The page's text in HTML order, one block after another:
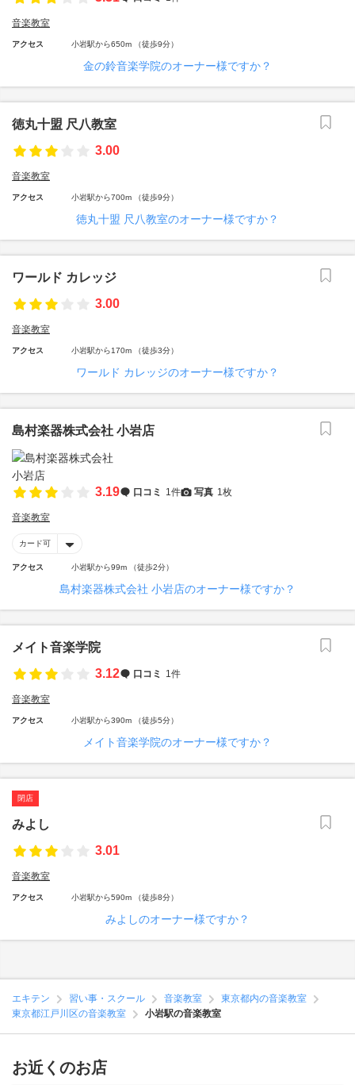
音楽教室
アクセス 小岩駅から650m （徒歩9分）
金の鈴音楽学院のオーナー様ですか？
徳丸十盟 尺八教室
3.00
音楽教室
アクセス 小岩駅から700m （徒歩9分）
徳丸十盟 尺八教室のオーナー様ですか？
ワールド カレッジ
3.00
音楽教室
アクセス 小岩駅から170m （徒歩3分）
ワールド カレッジのオーナー様ですか？
島村楽器株式会社 小岩店
3.19 口コミ 1件 写真 1枚
音楽教室
カード可
アクセス 小岩駅から99m （徒歩2分）
島村楽器株式会社 小岩店のオーナー様ですか？
メイト音楽学院
3.12
口コミ 1件
音楽教室
アクセス 小岩駅から390m （徒歩5分）
メイト音楽学院のオーナー様ですか？
閉店
みよし
3.01
音楽教室
アクセス 小岩駅から590m （徒歩8分）
みよしのオーナー様ですか？
エキテン 習い事・スクール 音楽教室
東京都内の音楽教室
東京都江戸川区の音楽教室
小岩駅の音楽教室
お近くのお店